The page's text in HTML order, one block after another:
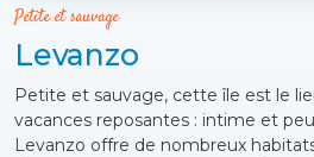
Petite et sauvage
Levanzo
Petite et sauvage, cette île est le
vacances reposantes : intime et
Levanzo offre de nombreux